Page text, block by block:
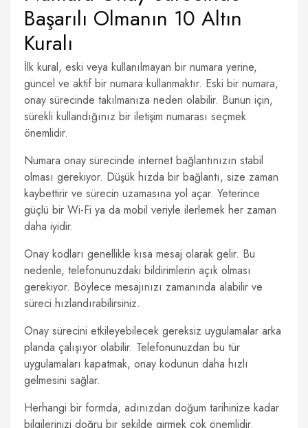
Başarılı Olmanın 10 Altın
Kuralı
İlk kural, eski veya kullanılmayan bir numara yerine,
güncel ve aktif bir numara kullanmaktır. Eski bir numara,
onay sürecinde takılmanıza neden olabilir. Bunun için,
sürekli kullandığınız bir iletişim numarası seçmek
önemlidir.
Numara onay sürecinde internet bağlantınızın stabil
olması gerekiyor. Düşük hızda bir bağlantı, size zaman
kaybettirir ve sürecin uzamasına yol açar. Yeterince
güçlü bir Wi-Fi ya da mobil veriyle ilerlemek her zaman
daha iyidir.
Onay kodları genellikle kısa mesaj olarak gelir. Bu
nedenle, telefonunuzdaki bildirimlerin açık olması
gerekiyor. Böylece mesajınızı zamanında alabilir ve
süreci hızlandırabilirsiniz.
Onay sürecini etkileyebilecek gereksiz uygulamalar arka
planda çalışıyor olabilir. Telefonunuzdan bu tür
uygulamaları kapatmak, onay kodunun daha hızlı
gelmesini sağlar.
Herhangi bir formda, adınızdan doğum tarihinize kadar
bilgilerinizi doğru bir şekilde girmek çok önemlidir.